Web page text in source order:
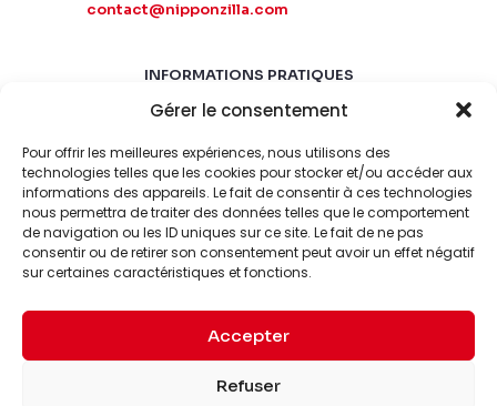
Gérer le consentement
Pour offrir les meilleures expériences, nous utilisons des
technologies telles que les cookies pour stocker et/ou accéder aux
informations des appareils. Le fait de consentir à ces technologies
nous permettra de traiter des données telles que le comportement
de navigation ou les ID uniques sur ce site. Le fait de ne pas
consentir ou de retirer son consentement peut avoir un effet négatif
sur certaines caractéristiques et fonctions.
Accepter
Refuser
contact@nipponzilla.com
INFORMATIONS PRATIQUES
MARDI-SAMEDI
LUNDI-DIMANCHE
FERMÉ
© 2026 Nipponzilla. Tous
Mentions